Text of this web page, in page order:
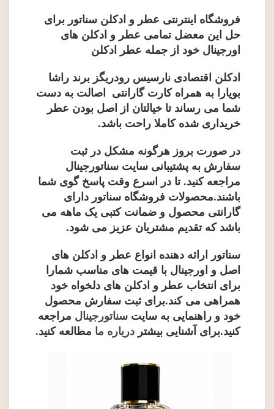
فروشگاه اینترنتی عطر و ادکلن سناتور برای
حل این معضل تمامی عطر و ادکلن های
اورجینال خود از جمله عطر ادکلن
ادکلن اقتصادی نارسیس رودریگز برند راشا
بویارا به همراه کارت گارانتی اصالت به دست
شما می رساند تا خیالتان از اصل بودن عطر
خریداری شده کاملا راحت باشد.
در صورت بروز هرگونه مشکل در ثبت
سفارش به پشتیبانی سایت سناتورجینال
مراجعه کنید. تا در اسرع وقت پاسخ گوی شما
باشند.محصولات فروشگاه سناتور دارای
گارانتی محصول و ضمانت کتبی یک ماهه می
باشد که تقدیم مشتریان عزیز می شود.
سناتور ارائه دهنده انواع عطر و ادکلن های
اصل و اورجینال با قیمت های مناسب شمارا
برای انتخاب عطر و ادکلن های دلخواه خود
همراهی می کند.برای ثبت سفارش محصول
خود و راهنمایی به سایت سناتورجینال مراجعه
کنید.برای آشنایی بیشتر درباره ما مطالعه کنید.